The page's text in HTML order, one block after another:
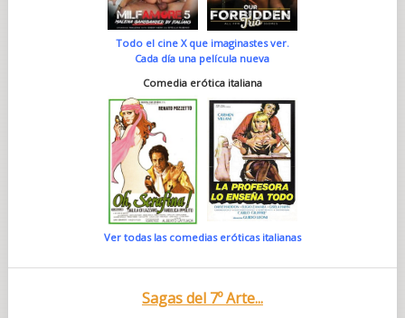
Todo el cine X que imaginastes ver.
Cada día una película nueva
Comedia erótica italiana
Ver todas las comedias eróticas italianas
Sagas del 7º Arte...